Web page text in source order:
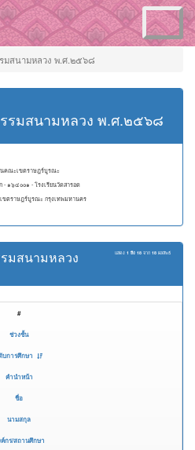
Toggle
navigation
มสนามหลวง พ.ศ.๒๕๖๘
รมสนามหลวง พ.ศ.๒๕๖๘
นคณะเขตราษฎร์บูรณะ
- ๑๖๔๐๐๑ - โรงเรียนวัดสารอด
ขตราษฎร์บูรณะ กรุงเทพมหานคร
แสดง 1 ถึง 18 จาก 18 ผลลัพธ์
มสนามหลวง
#
ช่วงชั้น
บการศึกษา
คำนำหน้า
ชื่อ
นามสกุล
ค์กร/สถานศึกษา